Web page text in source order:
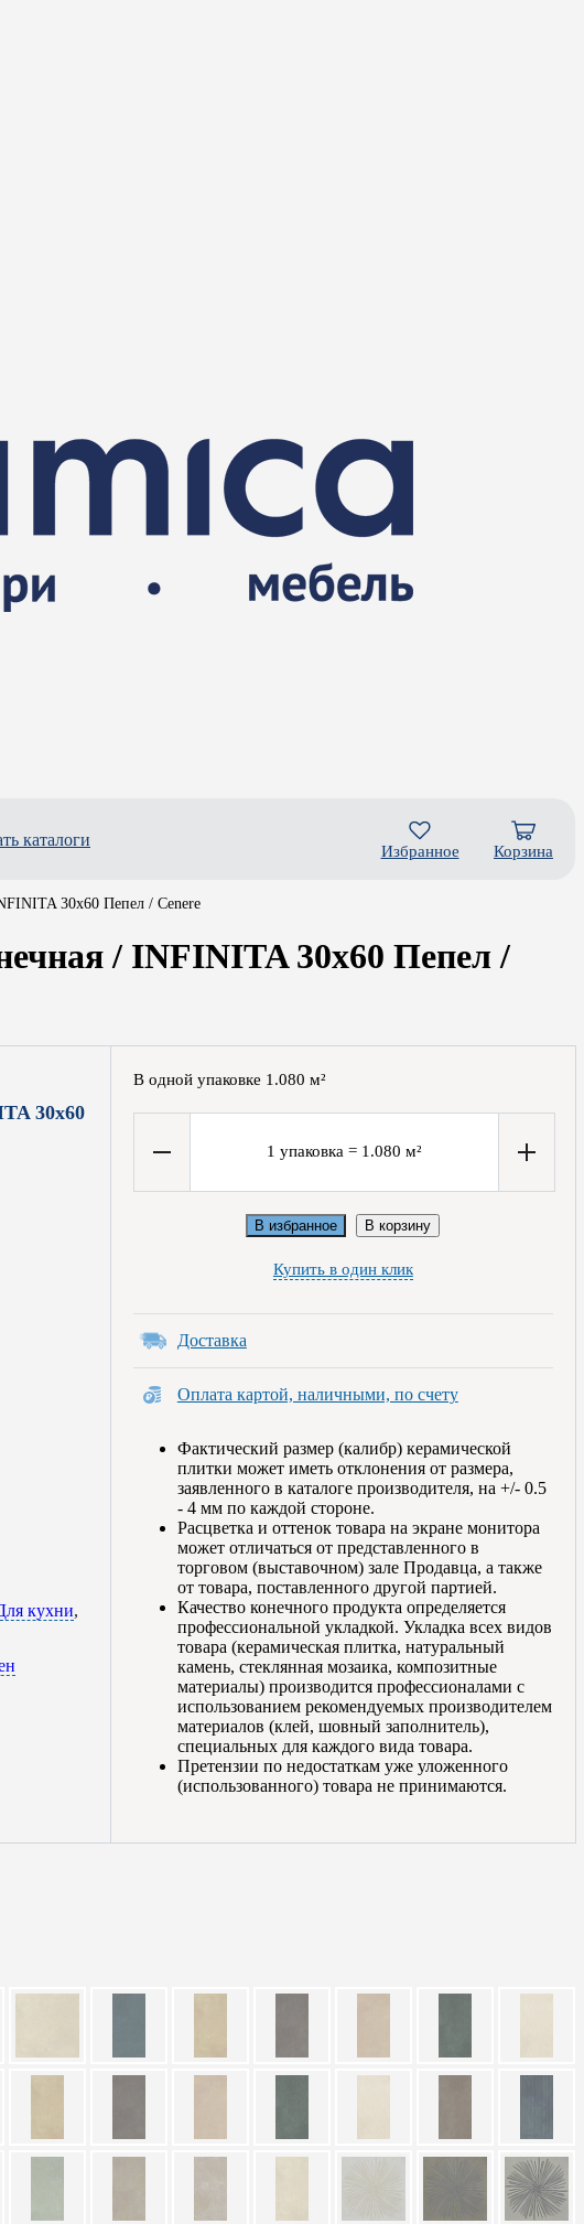
каталоги
Избранное Корзина
30x60 Пепел / Cenere
/ INFINITA 30x60 Пепел /
30x60
кухни,
В одной упаковке 1.080 м²
1 упаковка = 1.080 м²
В избранное В корзину
Купить в один клик
Доставка
Оплата картой, наличными, по счету
Фактический размер (калибр) керамической
плитки может иметь отклонения от размера,
заявленного в каталоге производителя, на +/- 0.5
- 4 мм по каждой стороне.
Расцветка и оттенок товара на экране монитора
может отличаться от представленного в
торговом (выставочном) зале Продавца, а также
от товара, поставленного другой партией.
Качество конечного продукта определяется
профессиональной укладкой. Укладка всех видов
товара (керамическая плитка, натуральный
камень, стеклянная мозаика, композитные
материалы) производится профессионалами с
использованием рекомендуемых производителем
материалов (клей, шовный заполнитель),
специальных для каждого вида товара.
Претензии по недостаткам уже уложенного
(использованного) товара не принимаются.